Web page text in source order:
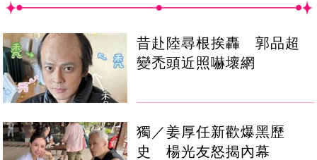
昔赴陸尋根挨轟 郭品超
變禿頭近照嚇壞網
獨／姜厚任新歡爆黑歷
史 楊光友怒揭內幕